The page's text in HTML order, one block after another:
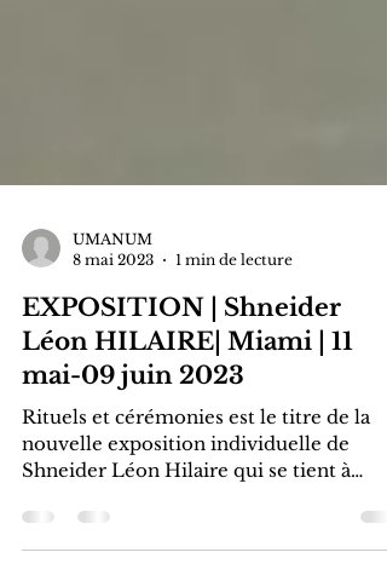
UMANUM
1 min de lecture
EXPOSITION | Shneider
Léon HILAIRE| Miami | 11
mai-09 juin 2023
Rituels et cérémonies est le titre de la